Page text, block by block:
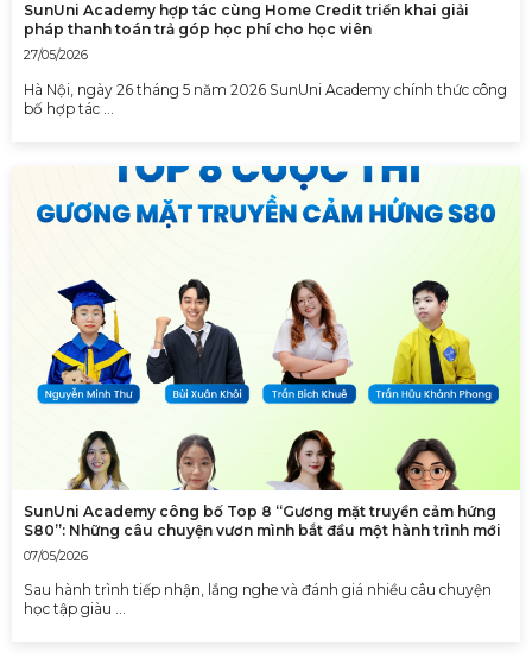
SunUni Academy hợp tác cùng Home Credit triển khai giải
pháp thanh toán trả góp học phí cho học viên
27/05/2026
Hà Nội, ngày 26 tháng 5 năm 2026 SunUni Academy chính thức công
bố hợp tác …
SunUni Academy công bố Top 8 “Gương mặt truyền cảm hứng
S80”: Những câu chuyện vươn mình bắt đầu một hành trình mới
07/05/2026
Sau hành trình tiếp nhận, lắng nghe và đánh giá nhiều câu chuyện
học tập giàu …